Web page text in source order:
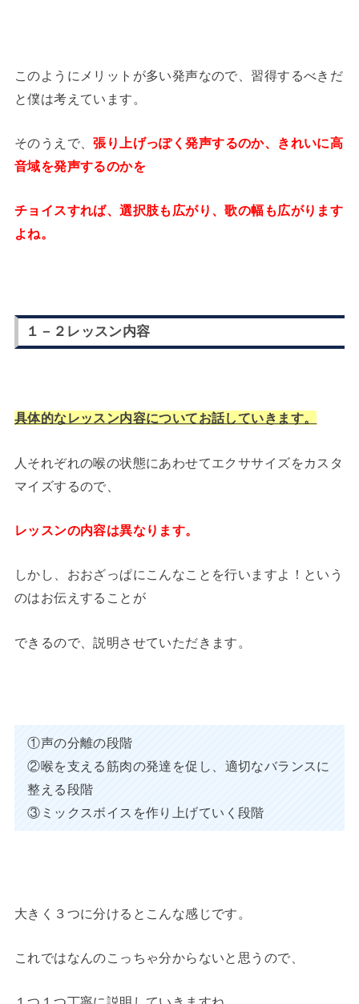
このようにメリットが多い発声なので、習得するべきだ
と僕は考えています。
そのうえで、張り上げっぽく発声するのか、きれいに高
音域を発声するのかを
チョイスすれば、選択肢も広がり、歌の幅も広がります
よね。
１－２レッスン内容
具体的なレッスン内容についてお話していきます。
人それぞれの喉の状態にあわせてエクササイズをカスタ
マイズするので、
レッスンの内容は異なります。
しかし、おおざっぱにこんなことを行いますよ！という
のはお伝えすることが
できるので、説明させていただきます。
①声の分離の段階
②喉を支える筋肉の発達を促し、適切なバランスに
整える段階
③ミックスボイスを作り上げていく段階
大きく３つに分けるとこんな感じです。
これではなんのこっちゃ分からないと思うので、